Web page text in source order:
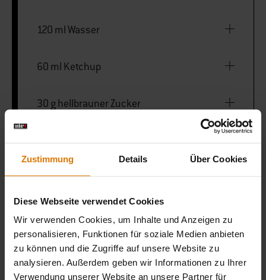
Zustimmung Details Über Cookies
Diese Webseite verwendet Cookies
Wir verwenden Cookies, um Inhalte und Anzeigen zu
personalisieren, Funktionen für soziale Medien anbieten
zu können und die Zugriffe auf unsere Website zu
analysieren. Außerdem geben wir Informationen zu Ihrer
Verwendung unserer Website an unsere Partner für
120 ml Wasser
60 ml Ketchup
30 g hellbrauner Zucker
¼ TL schwarzer Pfeffer
⅛ TL getrocknete rote Chiliflocken
Eine Prise Cayennepfeffer
Weber® Smoque